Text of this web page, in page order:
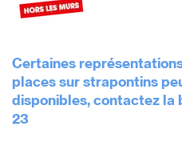
Certaines
places sur strapontins
disponibles, contactez la
23